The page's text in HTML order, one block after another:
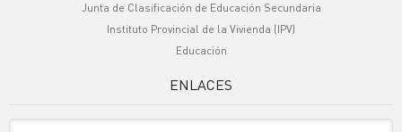
Junta de Clasificación de Educación Secundaria
Instituto Provincial de la Vivienda (IPV)
Educación
ENLACES